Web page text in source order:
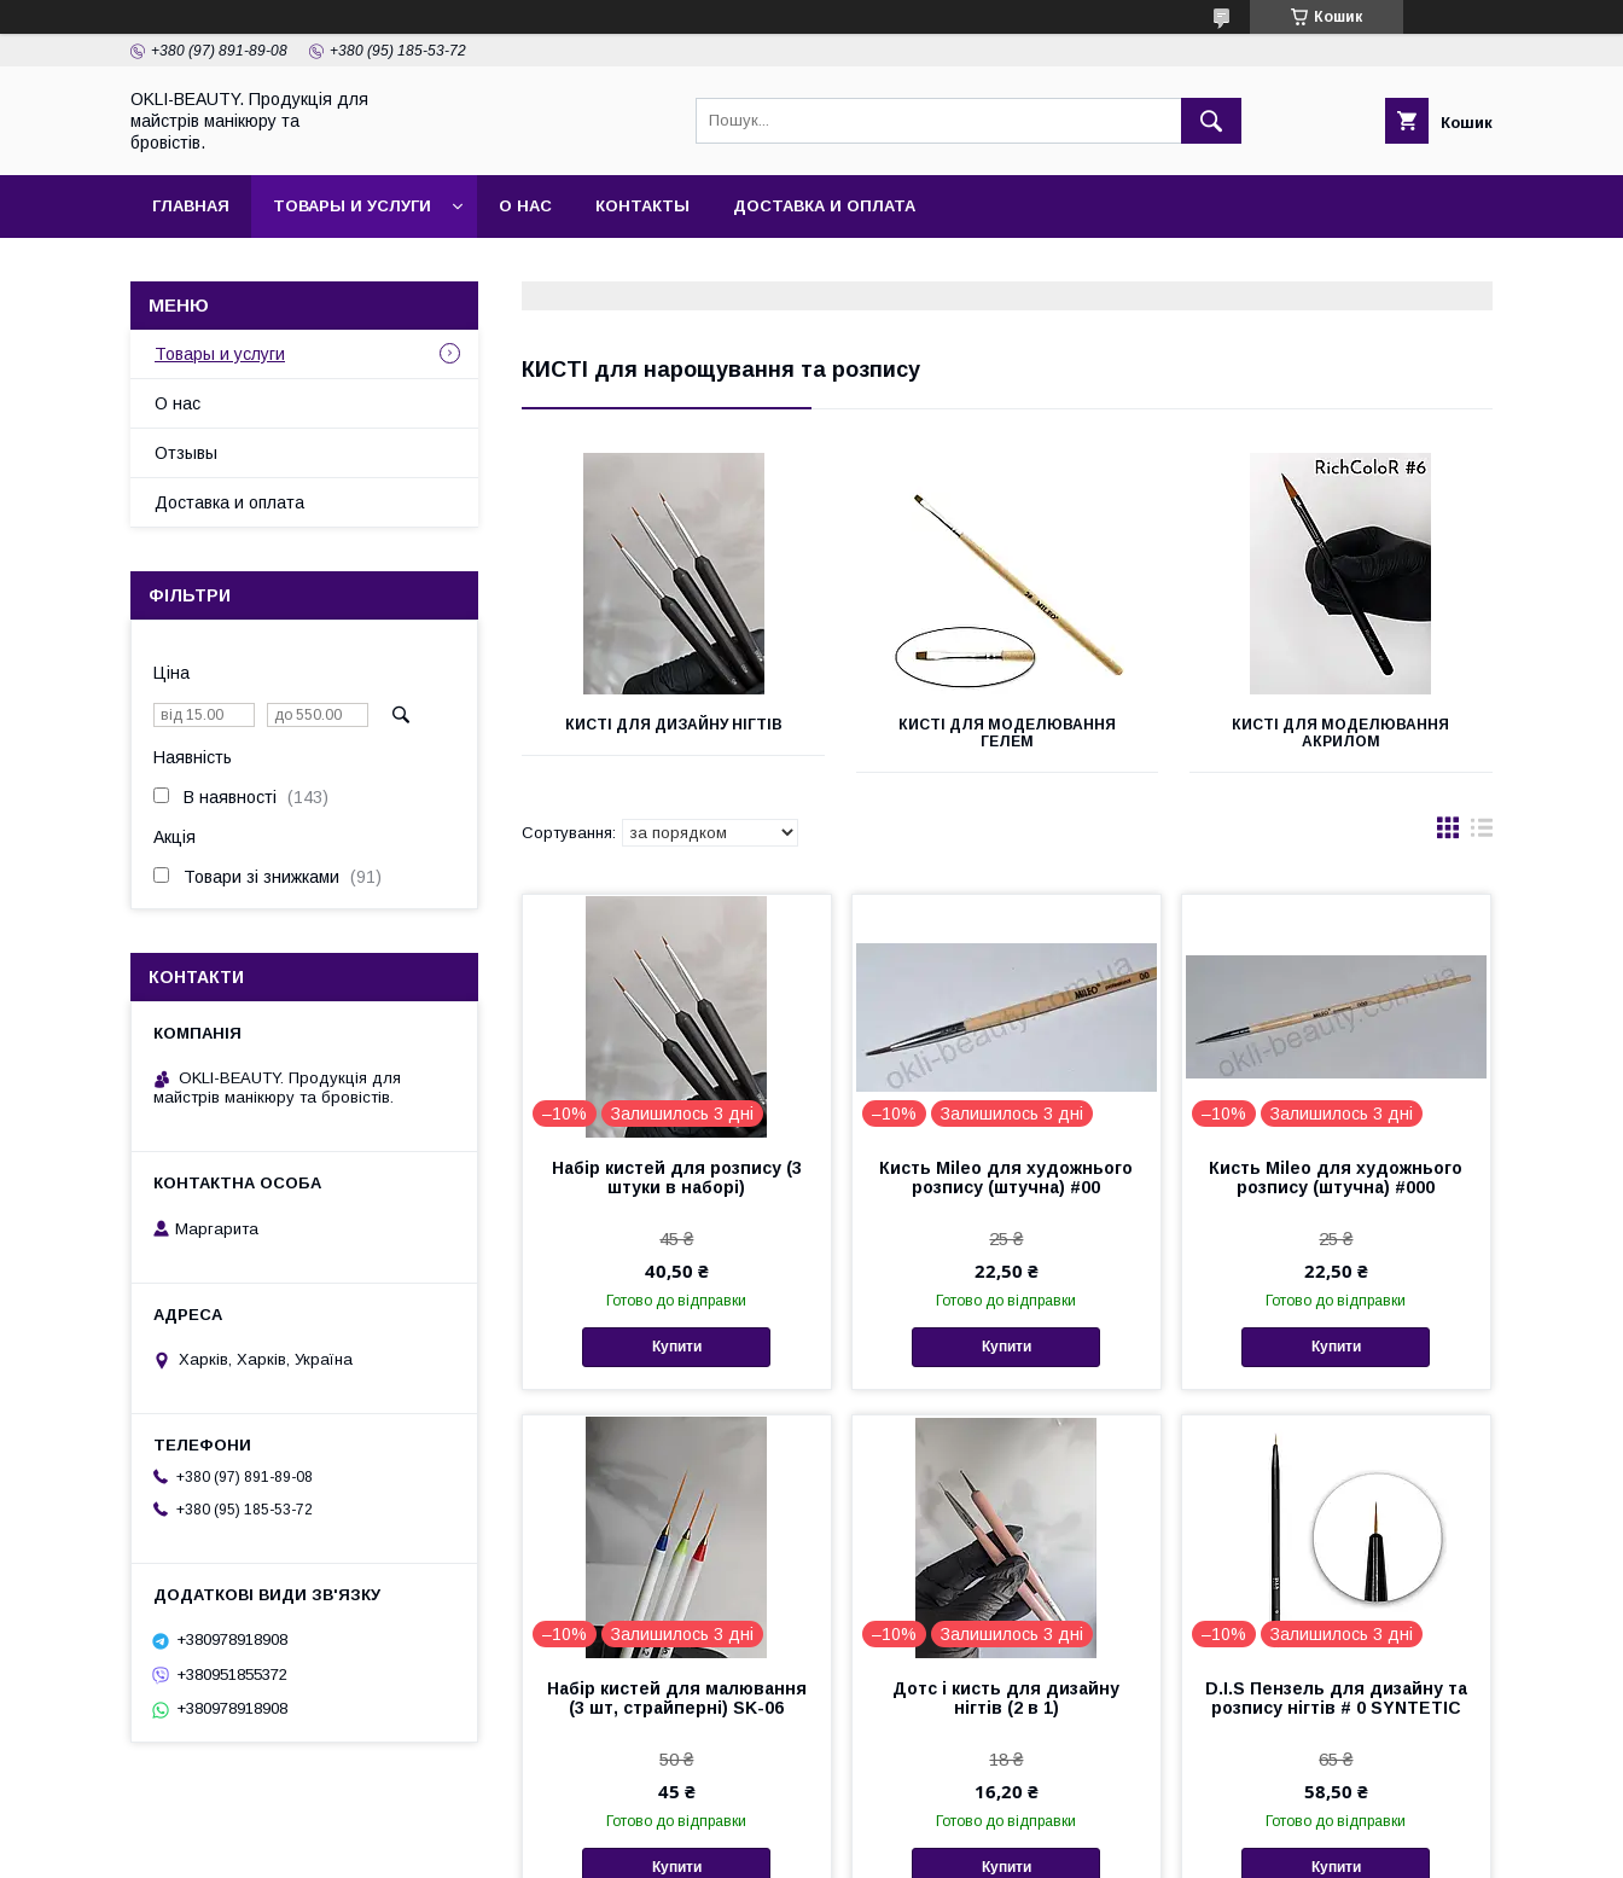
Кошик
+380 (97) 891-89-08 +380 (95) 185-53-72
OKLI-BEAUTY. Продукція для
майстрів манікюру та
бровістів.
Кошик
ГЛАВНАЯ ТОВАРЫ И УСЛУГИ О НАС КОНТАКТЫ ДОСТАВКА И ОПЛАТА
КИСТІ для нарощування та розпису
КИСТІ ДЛЯ ДИЗАЙНУ НІГТІВ
КИСТІ ДЛЯ МОДЕЛЮВАННЯ
ГЕЛЕМ
КИСТІ ДЛЯ МОДЕЛЮВАННЯ
АКРИЛОМ
–10% Залишилось 3 дні
Набір кистей для розпису (3
штуки в наборі)
45 ₴
40,50 ₴
Готово до відправки
Купити
–10% Залишилось 3 дні
Кисть Mileo для художнього
розпису (штучна) #00
25 ₴
22,50 ₴
Готово до відправки
Купити
–10% Залишилось 3 дні
Кисть Mileo для художнього
розпису (штучна) #000
25 ₴
22,50 ₴
Готово до відправки
Купити
–10% Залишилось 3 дні
Набір кистей для малювання
(3 шт, страйперні) SK-06
50 ₴
45 ₴
Готово до відправки
Купити
–10% Залишилось 3 дні
Дотс і кисть для дизайну
нігтів (2 в 1)
18 ₴
16,20 ₴
Готово до відправки
Купити
–10% Залишилось 3 дні
D.I.S Пензель для дизайну та
розпису нігтів # 0 SYNTETIC
65 ₴
58,50 ₴
Готово до відправки
Купити
Товары и услуги
О нас
Отзывы
Доставка и оплата
ФІЛЬТРИ
Ціна
Наявність
В наявності 143
Акція
Товари зі знижками 91
КОНТАКТИ
OKLI-BEAUTY. Продукція для
майстрів манікюру та бровістів.
Маргарита
Харків, Харків, Україна
+380 (97) 891-89-08
+380 (95) 185-53-72
+380978918908
+380951855372
+380978918908